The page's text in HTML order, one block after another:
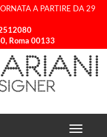
A PARTIRE DA 29
Roma 00133